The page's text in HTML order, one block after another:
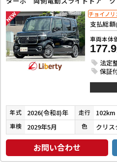
支払総額
車両本体
177.9
法定
保証
チョイノリ
年式 2026(令和8)年 走行 102km
車検 2029年5月 色
お問い合わせ